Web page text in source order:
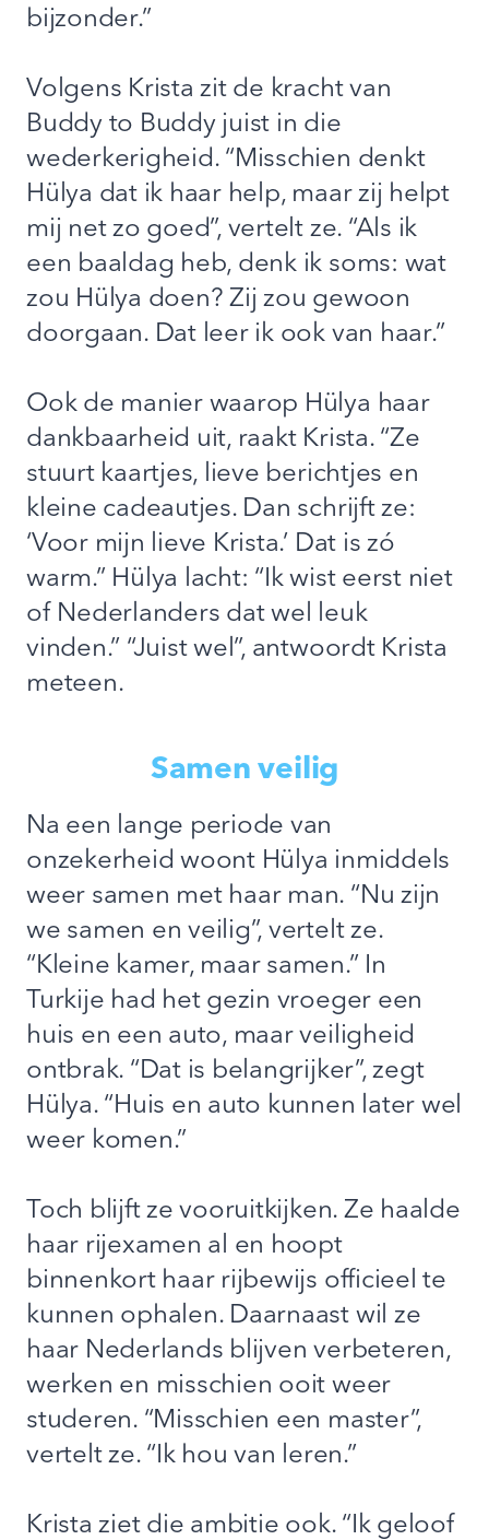
bijzonder.”
Volgens Krista zit de kracht van
Buddy to Buddy juist in die
wederkerigheid. “Misschien denkt
Hülya dat ik haar help, maar zij helpt
mij net zo goed”, vertelt ze. “Als ik
een baaldag heb, denk ik soms: wat
zou Hülya doen? Zij zou gewoon
doorgaan. Dat leer ik ook van haar.”
Ook de manier waarop Hülya haar
dankbaarheid uit, raakt Krista. “Ze
stuurt kaartjes, lieve berichtjes en
kleine cadeautjes. Dan schrijft ze:
‘Voor mijn lieve Krista.’ Dat is zó
warm.” Hülya lacht: “Ik wist eerst niet
of Nederlanders dat wel leuk
vinden.” “Juist wel”, antwoordt Krista
meteen.
Samen veilig
Na een lange periode van
onzekerheid woont Hülya inmiddels
weer samen met haar man. “Nu zijn
we samen en veilig”, vertelt ze.
“Kleine kamer, maar samen.” In
Turkije had het gezin vroeger een
huis en een auto, maar veiligheid
ontbrak. “Dat is belangrijker”, zegt
Hülya. “Huis en auto kunnen later wel
weer komen.”
Toch blijft ze vooruitkijken. Ze haalde
haar rijexamen al en hoopt
binnenkort haar rijbewijs officieel te
kunnen ophalen. Daarnaast wil ze
haar Nederlands blijven verbeteren,
werken en misschien ooit weer
studeren. “Misschien een master”,
vertelt ze. “Ik hou van leren.”
Krista ziet die ambitie ook. “Ik geloof